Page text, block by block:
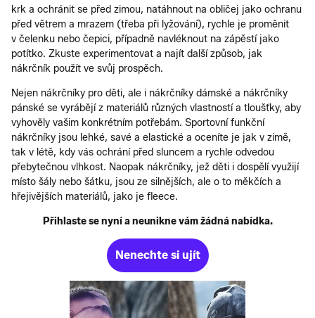
krk a ochránit se před zimou, natáhnout na obličej jako ochranu
před větrem a mrazem (třeba při lyžování), rychle je proměnit
v čelenku nebo čepici, případně navléknout na zápěstí jako
potítko. Zkuste experimentovat a najít další způsob, jak
nákrčník použít ve svůj prospěch.
Nejen nákrčníky pro děti, ale i nákrčníky dámské a nákrčníky
pánské se vyrábějí z materiálů různých vlastností a tloušťky, aby
vyhověly vašim konkrétním potřebám. Sportovní funkční
nákrčníky jsou lehké, savé a elastické a oceníte je jak v zimě,
tak v létě, kdy vás ochrání před sluncem a rychle odvedou
přebytečnou vlhkost. Naopak nákrčníky, jež děti i dospělí využijí
místo šály nebo šátku, jsou ze silnějších, ale o to měkčích a
hřejivějších materiálů, jako je fleece.
Přihlaste se nyní a neunikne vám žádná nabídka.
Nenechte si ujít